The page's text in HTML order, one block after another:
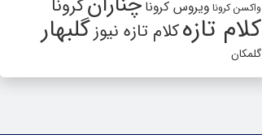
واکسن کرونا ویروس کرونا کرونا
کلام تازهکلام تازه نیوزگلبهار
گلمکان